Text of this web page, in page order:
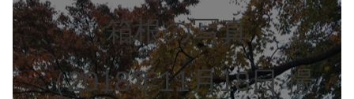
箱根の写真
（2018年11月18日 撮